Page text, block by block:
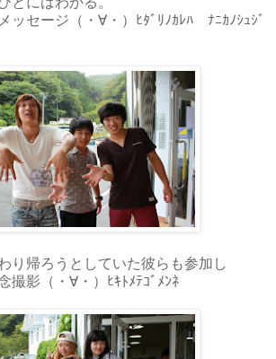
ッセージ（・∀・）ﾋﾀﾞﾘﾉｶﾚﾊ ﾅﾆｶﾉｼｭｼﾞ
り帰ろうとしていた彼らも参加し
撮影（・∀・）ﾋｷﾄﾒﾃｺﾞﾒﾝﾈ